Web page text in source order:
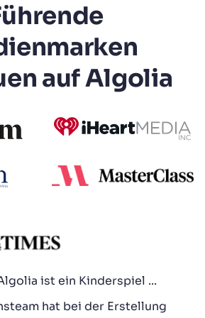
auf Algolia
ist ein Kinderspiel ...
hat bei der Erstellung